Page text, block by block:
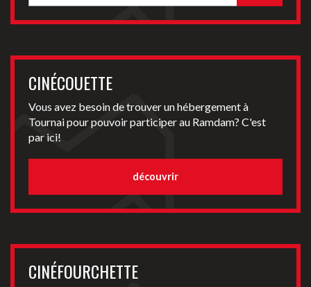
CINÉCOUETTE
Vous avez besoin de trouver un hébergement à
Tournai pour pouvoir participer au Ramdam? C'est
par ici!
découvrir
CINÉFOURCHETTE